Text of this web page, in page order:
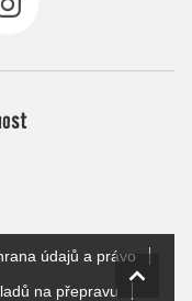
údajů a právo
na přepravu